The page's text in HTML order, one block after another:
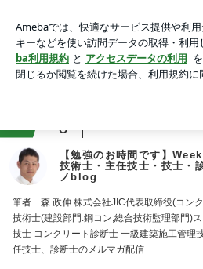
グ 技術士・主任技士・技士・診断
アプリをダウンロードして ブログの更
ょう。
6
【勉強のお時間です】
技術士・主任技士・技士・
ノblog
筆者 森 政伸 株式会社JIC代表取締役(コン
技術士(建設部門:鋼コン,総合技術監理部門)
技士 コンクリート診断士 一級建築施工管
任技士、診断士のメルマガ配信